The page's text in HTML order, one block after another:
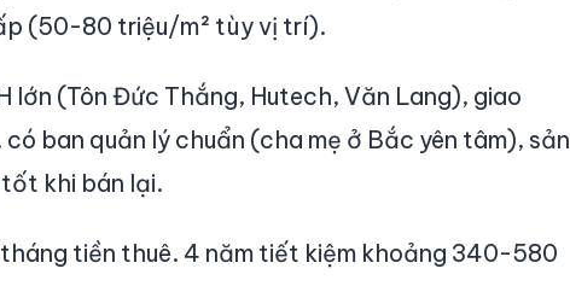
(50-80 triệu/m² tùy vị trí).
lớn (Tôn Đức Thắng, Hutech, Văn Lang), giao
ban quản lý chuẩn (cha mẹ ở Bắc yên tâm), sản
khi bán lại.
tiền thuê. 4 năm tiết kiệm khoảng 340-580